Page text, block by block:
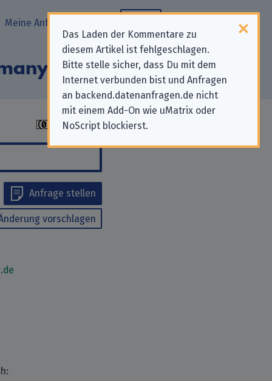
Das Laden der Kommentare zu
diesem Artikel ist fehlgeschlagen.
Bitte stelle sicher, dass Du mit dem
Internet verbunden bist und Anfragen
an backend.datenanfragen.de nicht
mit einem Add-On wie uMatrix oder
NoScript blockierst.
Meine Anfragen
GmbH“
Anfrage stellen
vorschlagen